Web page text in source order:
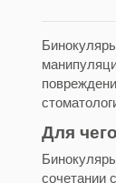
Для
сочетании